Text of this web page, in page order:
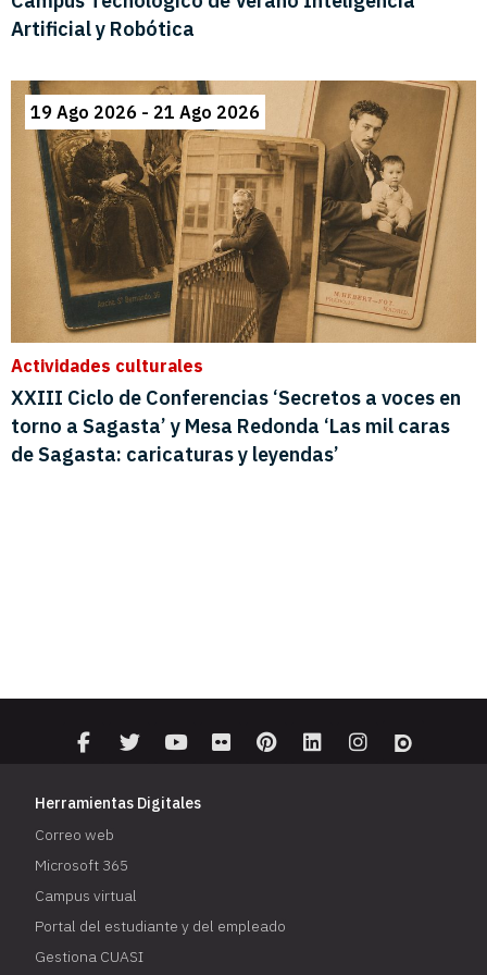
Herramientas Digitales
Correo web
Microsoft 365
Campus virtual
Portal del estudiante y del empleado
Gestiona CUASI